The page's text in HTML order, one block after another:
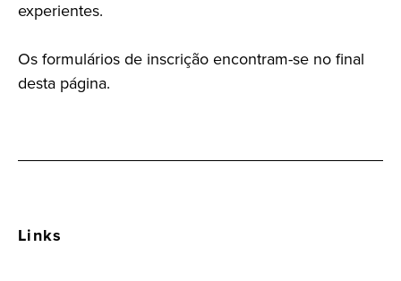
experientes.
Os formulários de inscrição encontram-se no final
desta página.
Links